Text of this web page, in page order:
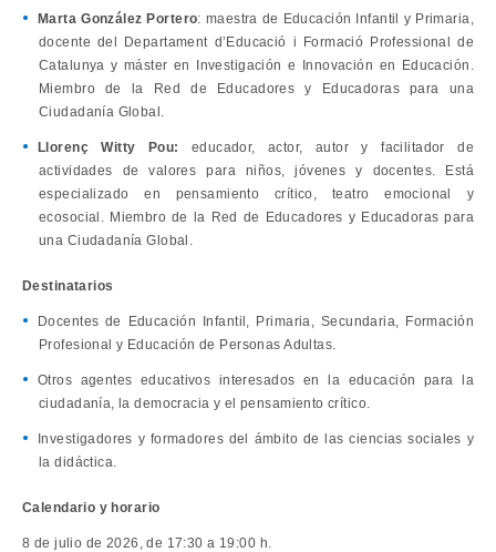
Marta González Portero: maestra de Educación Infantil y Primaria,
docente del Departament d’Educació i Formació Professional de
Catalunya y máster en Investigación e Innovación en Educación.
Miembro de la Red de Educadores y Educadoras para una
Ciudadanía Global.
Llorenç Witty Pou:
educador, actor, autor y facilitador de
actividades de valores para niños, jóvenes y docentes. Está
especializado en pensamiento crítico, teatro emocional y
ecosocial. Miembro de la Red de Educadores y Educadoras para
una Ciudadanía Global.
Destinatarios
Docentes de Educación Infantil, Primaria, Secundaria, Formación
Profesional y Educación de Personas Adultas.
Otros agentes educativos interesados en la educación para la
ciudadanía, la democracia y el pensamiento crítico.
Investigadores y formadores del ámbito de las ciencias sociales y
la didáctica.
Calendario y horario
8 de julio de 2026, de 17:30 a 19:00 h.